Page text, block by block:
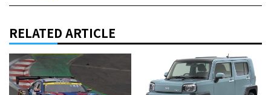
RELATED ARTICLE